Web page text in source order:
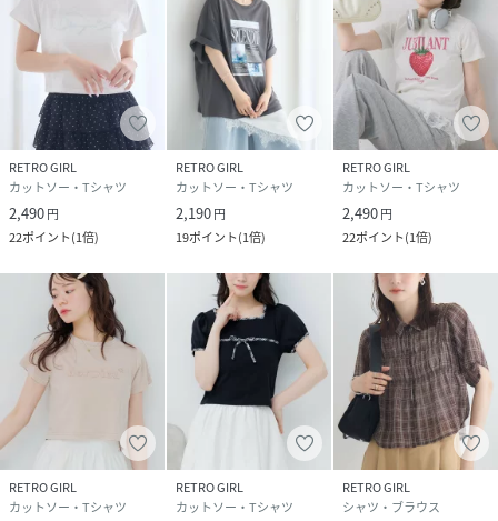
RETRO GIRL
カットソー・Tシャツ
2,490円
22ポイント(1倍)
RETRO GIRL
カットソー・Tシャツ
2,190円
19ポイント(1倍)
RETRO GIRL
カットソー・Tシャツ
2,490円
22ポイント(1倍)
RETRO GIRL
カットソー・Tシャツ
RETRO GIRL
カットソー・Tシャツ
RETRO GIRL
シャツ・ブラウス